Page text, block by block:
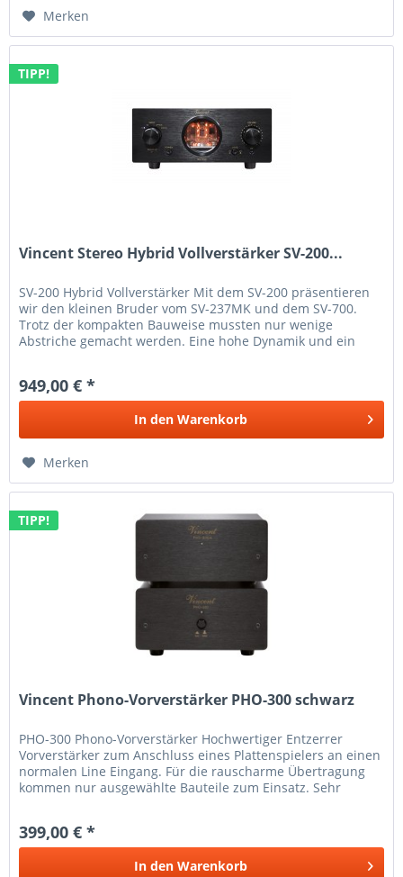
Merken
TIPP!
Vincent Stereo Hybrid Vollverstärker SV-200...
SV-200 Hybrid Vollverstärker Mit dem SV-200 präsentieren
wir den kleinen Bruder vom SV-237MK und dem SV-700.
Trotz der kompakten Bauweise mussten nur wenige
Abstriche gemacht werden. Eine hohe Dynamik und ein
949,00 € *
In den Warenkorb
Merken
TIPP!
Vincent Phono-Vorverstärker PHO-300 schwarz
PHO-300 Phono-Vorverstärker Hochwertiger Entzerrer
Vorverstärker zum Anschluss eines Plattenspielers an einen
normalen Line Eingang. Für die rauscharme Übertragung
kommen nur ausgewählte Bauteile zum Einsatz. Sehr
399,00 € *
In den Warenkorb